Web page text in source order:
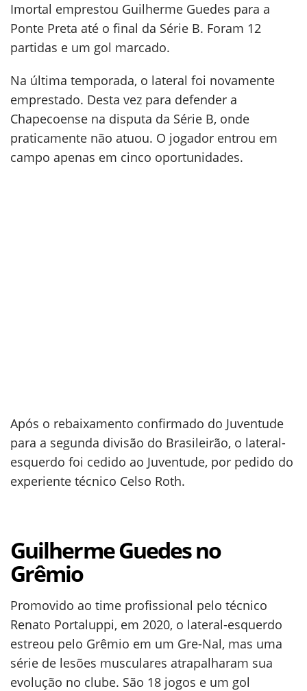
Imortal emprestou Guilherme Guedes para a
Ponte Preta até o final da Série B. Foram 12
partidas e um gol marcado.
Na última temporada, o lateral foi novamente
emprestado. Desta vez para defender a
Chapecoense na disputa da Série B, onde
praticamente não atuou. O jogador entrou em
campo apenas em cinco oportunidades.
Após o rebaixamento confirmado do Juventude
para a segunda divisão do Brasileirão, o lateral-
esquerdo foi cedido ao Juventude, por pedido do
experiente técnico Celso Roth.
Guilherme Guedes no
Grêmio
Promovido ao time profissional pelo técnico
Renato Portaluppi, em 2020, o lateral-esquerdo
estreou pelo Grêmio em um Gre-Nal, mas uma
série de lesões musculares atrapalharam sua
evolução no clube. São 18 jogos e um gol